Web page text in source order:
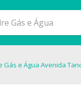
Gás e Água Avenida